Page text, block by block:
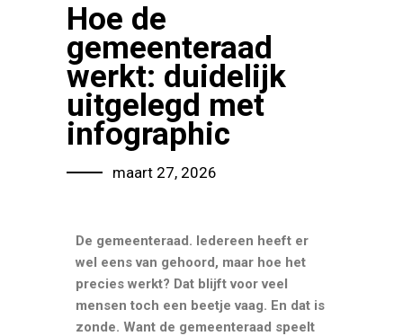
Hoe de
gemeenteraad
werkt: duidelijk
uitgelegd met
infographic
maart 27, 2026
De gemeenteraad. Iedereen heeft er
wel eens van gehoord, maar hoe het
precies werkt? Dat blijft voor veel
mensen toch een beetje vaag. En dat is
zonde. Want de gemeenteraad speelt